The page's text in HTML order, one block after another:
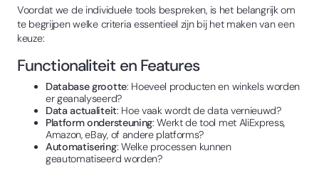
Voordat we de individuele tools bespreken, is het belangrijk om
te begrijpen welke criteria essentieel zijn bij het maken van een
keuze:
Functionaliteit en Features
Database grootte: Hoeveel producten en winkels worden
er geanalyseerd?
Data actualiteit: Hoe vaak wordt de data vernieuwd?
Platform ondersteuning: Werkt de tool met AliExpress,
Amazon, eBay, of andere platforms?
Automatisering: Welke processen kunnen
geautomatiseerd worden?